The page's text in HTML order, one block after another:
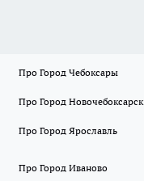
Про Город Чебоксары
Про Город Новочебоксарск
Про Город Ярославль
Про Город Иваново